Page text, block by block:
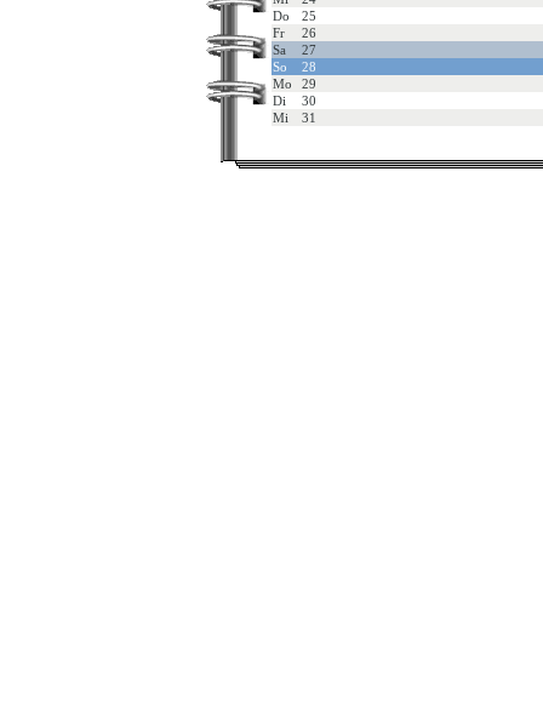
Do
25
Fr
26
Sa
27
So
28
Mo
29
Di
30
Mi
31